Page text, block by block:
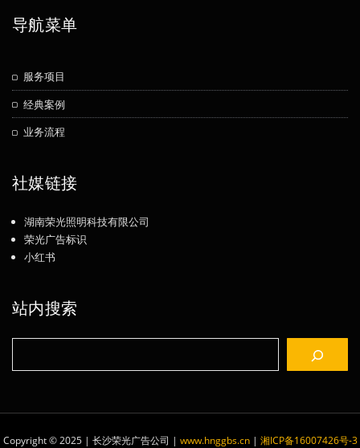
导航菜单
服务项目
经典案例
业务流程
社媒链接
湖南荣光照明科技有限公司
荣光广告标识
小红书
站内搜索
Copyright © 2025 | 长沙荣光广告公司 | www.hnggbs.cn| 湘ICP备16007426号-3